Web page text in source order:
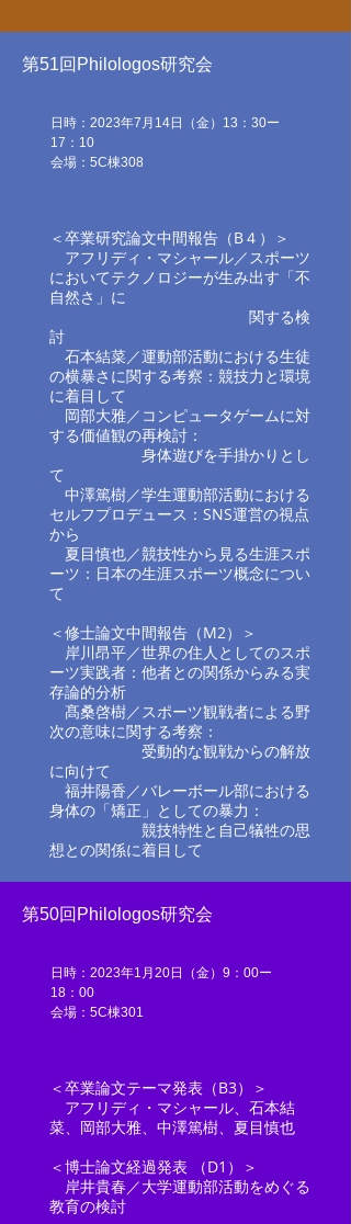
第51回Philologos研究会
日時：2023年7月14日（金）13：30ー
17：10
​​会場：5C棟308
＜卒業研究論文中間報告（B４）＞
アフリディ・マシャール／スポーツ
においてテクノロジーが生み出す「不
自然さ」に
関する検
討
石本結菜／運動部活動における生徒
の横暴さに関する考察：競技力と環境
に着目して
岡部大雅／コンピュータゲームに対
する価値観の再検討：
身体遊びを手掛かりとし
て
中澤篤樹／学生運動部活動における
セルフプロデュース：SNS運営の視点
から
夏目慎也／競技性から見る生涯スポ
ーツ：日本の生涯スポーツ概念につい
て
＜修士論文中間報告（M2）＞
岸川昂平／世界の住人としてのスポ
ーツ実践者：他者との関係からみる実
存論的分析
髙桑啓樹／スポーツ観戦者による野
次の意味に関する考察：
受動的な観戦からの解放
に向けて
福井陽香／バレーボール部における
身体の「矯正」としての暴力：
競技特性と自己犠牲の思
想との関係に着目して
第50回Philologos研究会
日時：2023年1月20日（金）9：00ー
18：00
​​会場：5C棟301
＜卒業論文テーマ発表（B3）＞
アフリディ・マシャール、石本結
菜、岡部大雅、中澤篤樹、夏目慎也
＜博士論文経過発表 （D1）＞
岸井貴春／大学運動部活動をめぐる
教育の検討